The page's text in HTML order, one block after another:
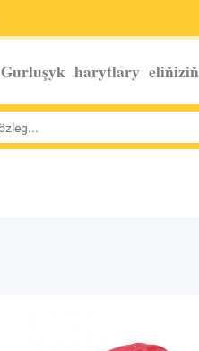
Gurluşyk harytlary eliňiziň